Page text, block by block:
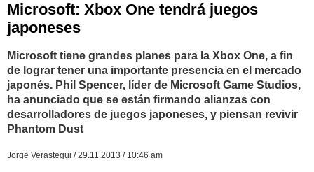
Microsoft: Xbox One tendrá juegos
japoneses
Microsoft tiene grandes planes para la Xbox One, a fin
de lograr tener una importante presencia en el mercado
japonés. Phil Spencer, líder de Microsoft Game Studios,
ha anunciado que se están firmando alianzas con
desarrolladores de juegos japoneses, y piensan revivir
Phantom Dust
Jorge Verastegui / 29.11.2013 / 10:46 am